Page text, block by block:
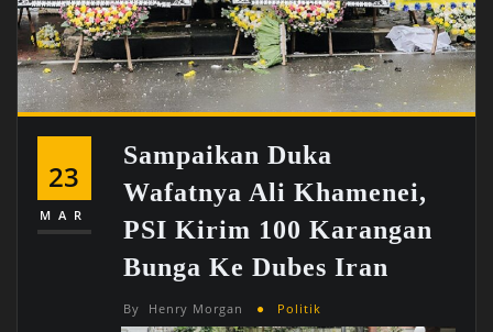
23
MAR
Sampaikan Duka
Wafatnya Ali Khamenei,
PSI Kirim 100 Karangan
Bunga Ke Dubes Iran
By Henry Morgan Politik